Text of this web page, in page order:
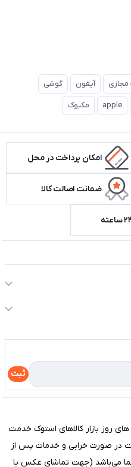
مجازی آیفون گوشی
apple مکبوک
امکان پرداخت در محل
ضمانت اصالت کالا
ثبت
روز بازار کالاهای استوک خدمت
7 روز مهلت تست در صورت خرابی و خدمات پس از
می‌باشد (جهت تماشای عکس یا